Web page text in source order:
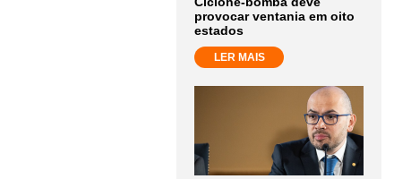
provocar ventania em oito
estados
LER MAIS